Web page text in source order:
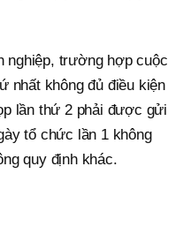
nghiệp, trường hợp cuộc
nhất không đủ điều kiện
lần thứ 2 phải được gửi
tổ chức lần 1 không
quy định khác.